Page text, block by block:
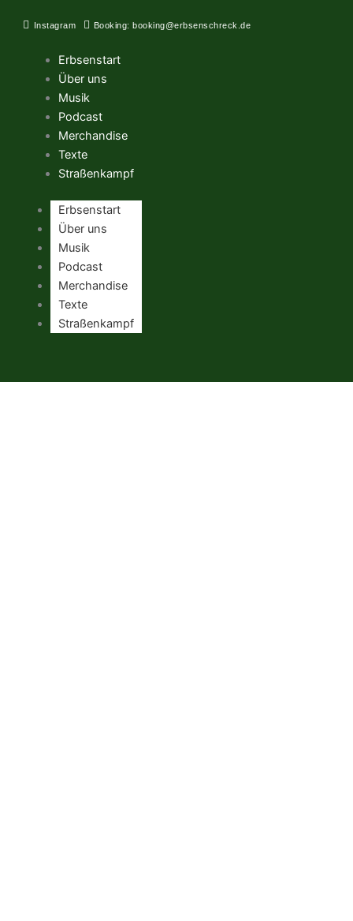
Inhalt
Instagram Booking: booking@erbsenschreck.de
Erbsenstart
Über uns
Musik
Podcast
Merchandise
Texte
Straßenkampf
Erbsenstart
Über uns
Musik
Podcast
Merchandise
Texte
Straßenkampf